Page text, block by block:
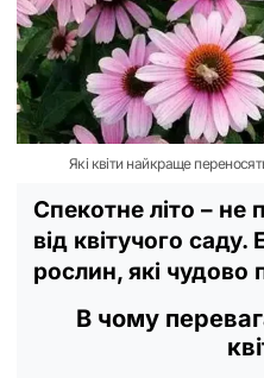
Які квіти найкраще
Спекотне літо – не
від квітучого
рослин, які чудово
В чому